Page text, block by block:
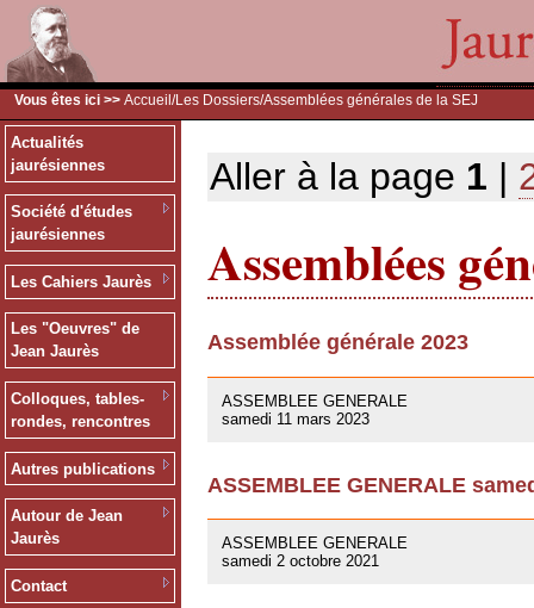
Vous êtes ici >> Accueil /Les Dossiers/Assemblées générales de la SEJ
Actualités
jaurésiennes
Société d'études
jaurésiennes
Les Cahiers Jaurès
Les "Oeuvres" de
Jean Jaurès
Colloques, tables-
rondes, rencontres
Autres publications
Autour de Jean
Jaurès
Contact
Aller à la page 1 |
Assemblées
Assemblée générale 2023
ASSEMBLEE GENERALE
samedi 11 mars 2023
ASSEMBLEE GENERALE
ASSEMBLEE GENERALE
samedi 2 octobre 2021